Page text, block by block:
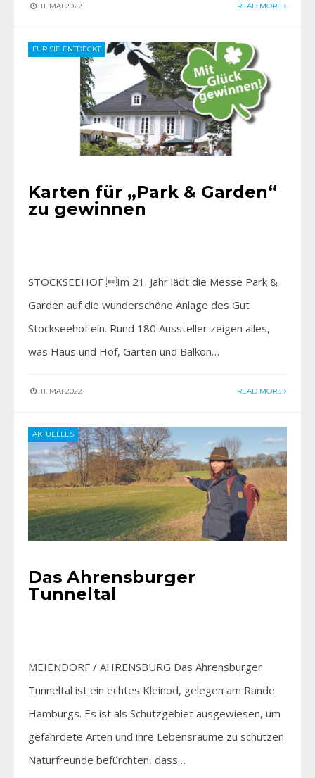
11. MAI 2022 READ MORE
FÜR SIE ENTDECKT
Karten für „Park & Garden“
zu gewinnen
STOCKSEEHOF Im 21. Jahr lädt die Messe Park &
Garden auf die wunderschöne Anlage des Gut
Stockseehof ein. Rund 180 Aussteller zeigen alles,
was Haus und Hof, Garten und Balkon…
11. MAI 2022 READ MORE
AKTUELLES
Das Ahrensburger
Tunneltal
MEIENDORF / AHRENSBURG Das Ahrensburger
Tunneltal ist ein echtes Kleinod, gelegen am Rande
Hamburgs. Es ist als Schutzgebiet ausgewiesen, um
gefährdete Arten und ihre Lebensräume zu schützen.
Naturfreunde befürchten, dass…